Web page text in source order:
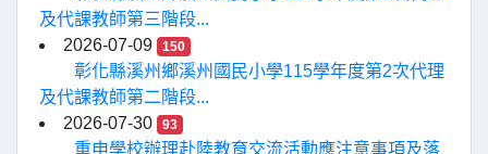
及代課教師第三階段...
2026-07-09
150
彰化縣溪州鄉溪州國民小學115學年度第2次代理
及代課教師第二階段...
2026-07-30
93
重申學校辦理赴陸教育交流活動應注意事項及落